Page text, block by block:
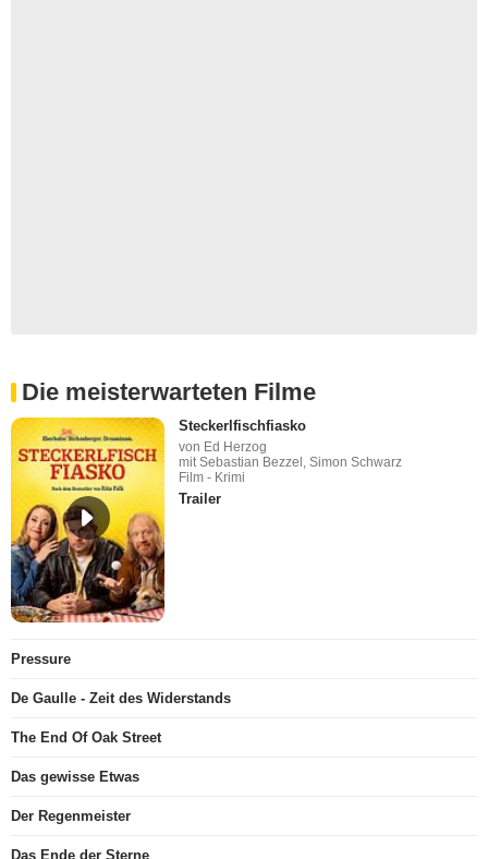
Die meisterwarteten Filme
Steckerlfischfiasko
von Ed Herzog
mit Sebastian Bezzel, Simon Schwarz
Film - Krimi
Trailer
Pressure
De Gaulle - Zeit des Widerstands
The End Of Oak Street
Das gewisse Etwas
Der Regenmeister
Das Ende der Sterne